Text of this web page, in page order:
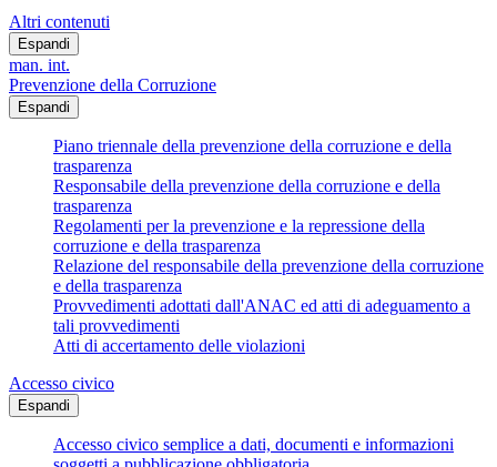
Altri contenuti
Espandi
man. int.
Prevenzione della Corruzione
Espandi
Piano triennale della prevenzione della corruzione e della
trasparenza
Responsabile della prevenzione della corruzione e della
trasparenza
Regolamenti per la prevenzione e la repressione della
corruzione e della trasparenza
Relazione del responsabile della prevenzione della corruzione
e della trasparenza
Provvedimenti adottati dall'ANAC ed atti di adeguamento a
tali provvedimenti
Atti di accertamento delle violazioni
Accesso civico
Espandi
Accesso civico semplice a dati, documenti e informazioni